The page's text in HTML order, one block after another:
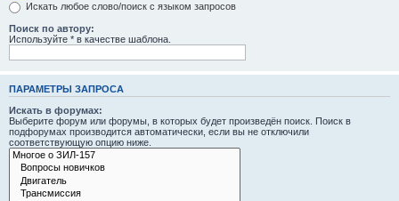
Искать любое слово/поиск с языком запросов
Поиск по автору:
Используйте * в качестве шаблона.
ПАРАМЕТРЫ ЗАПРОСА
Искать в форумах:
Выберите форум или форумы, в которых будет произведён поиск. Поиск в
подфорумах производится автоматически, если вы не отключили
соответствующую опцию ниже.